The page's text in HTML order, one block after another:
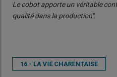
Le cobot apporte un véritable
qualité dans la production".
16 - LA VIE CHARENTAISE